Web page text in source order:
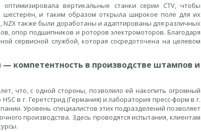
вертикальные станки серии CTV, чтобы
шестерён, и таким образом открыла широкое поле для их
NZX также были доработаны и адаптированы для различных
опор подшипников и роторов электромоторов. Благодаря
сервисной службой, которая сосредоточена на целевом
— компетентность в производстве штампов и
что, с одной стороны, позволило ей накопить огромный
в г. Геретстрид (Германия) и лаборатория пресс-форм в г.
Уровень специалистов этих подразделений позволяет
производства. Здесь проводятся испытания, клиентам